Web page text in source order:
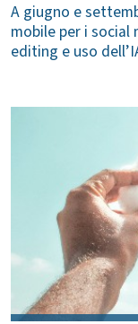
A giugno e
mobile per i social
editing e uso